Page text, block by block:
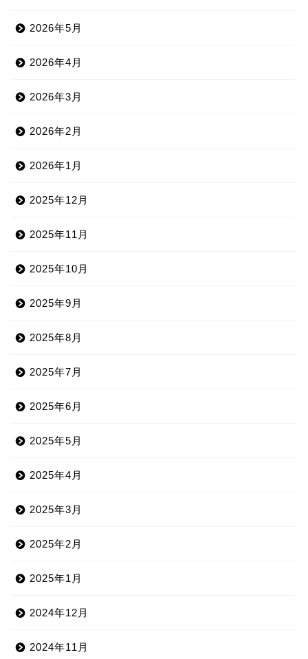
2026年5月
2026年4月
2026年3月
2026年2月
2026年1月
2025年12月
2025年11月
2025年10月
2025年9月
2025年8月
2025年7月
2025年6月
2025年5月
2025年4月
2025年3月
2025年2月
2025年1月
2024年12月
2024年11月